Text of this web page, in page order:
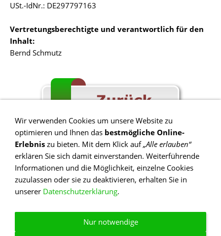
USt.-IdNr.: DE297797163
Vertretungsberechtigte und verantwortlich für den
Inhalt:
Bernd Schmutz
Impressum
Öffnungzeiten/Adresse
Haftungsausschluss
Wir verwenden Cookies um unsere Website zu
optimieren und Ihnen das bestmögliche Online-
Erlebnis zu bieten. Mit dem Klick auf„Alle erlauben“
erklären Sie sich damit einverstanden. Weiterführende
Informationen und die Möglichkeit, einzelne Cookies
zuzulassen oder sie zu deaktivieren, erhalten Sie in
unserer Datenschutzerklärung.
Nur notwendige